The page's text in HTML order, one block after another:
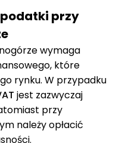
przy
wymaga
które
rynku. W przypadku
jest zazwyczaj
przy
należy opłacić